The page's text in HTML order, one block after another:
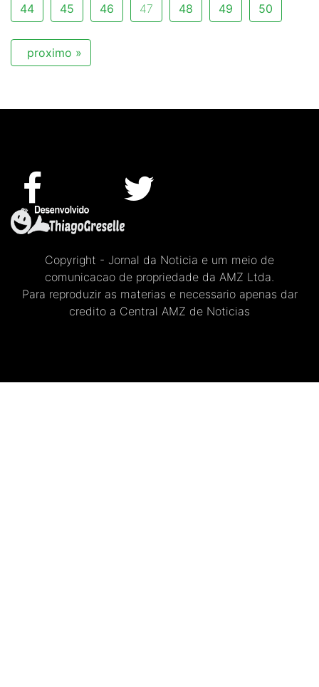
44 45 46 47 48 49 50
proximo »
Copyright - Jornal da Noticia e um meio de
comunicacao de propriedade da AMZ Ltda.
Para reproduzir as materias e necessario apenas dar
credito a Central AMZ de Noticias